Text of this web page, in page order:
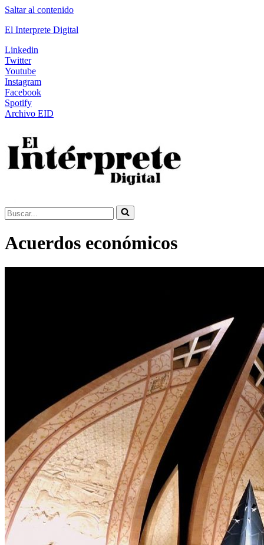
Saltar al contenido
El Interprete Digital
Linkedin
Twitter
Youtube
Instagram
Facebook
Spotify
Archivo EID
Buscar...
Acuerdos económicos